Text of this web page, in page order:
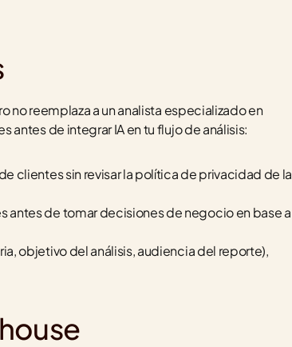
no reemplaza a un analista especializado en
de integrar IA en tu flujo de análisis:
clientes sin revisar la política de privacidad de la
antes de tomar decisiones de negocio en base a
objetivo del análisis, audiencia del reporte),